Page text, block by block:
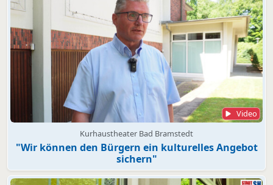
Video
Kurhaustheater Bad Bramstedt
"Wir können den Bürgern ein kulturelles Angebot
sichern"